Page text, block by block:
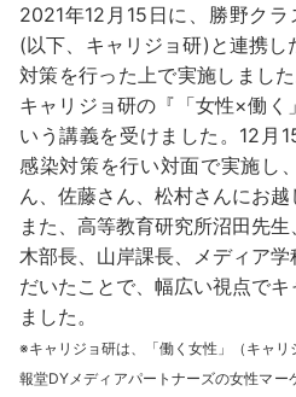
2021年12月15日に、勝野ク
(以下、キャリジョ研)と連携
対策を行った上で実施しまし
キャリジョ研の『「女性×働く
いう講義を受けました。12月
感染対策を行い対面で実施し
ん、佐藤さん、松村さんにお越
また、高等教育研究所沼田先
木部長、山岸課長、メディア
だいたことで、幅広い視点で
ました。
※キャリジョ研は、「働く女性」（キャ
報堂DYメディアパートナーズの女性マー